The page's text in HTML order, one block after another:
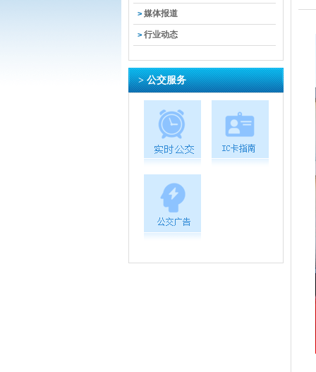
> 媒体报道
> 行业动态
> 公交服务